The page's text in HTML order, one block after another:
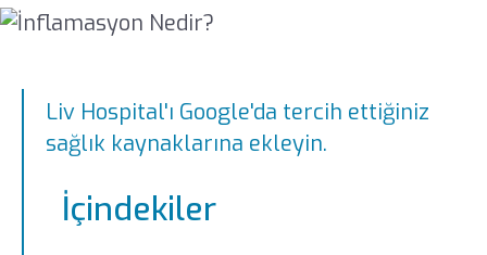
Liv Hospital'ı Google'da tercih ettiğiniz
sağlık kaynaklarına ekleyin.
İçindekiler